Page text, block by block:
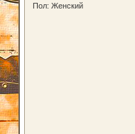
Пол: Женский